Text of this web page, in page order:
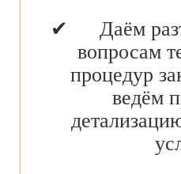
Даём
вопросам
процедур
ведём